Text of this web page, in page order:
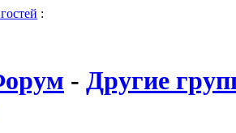
:
- Другие